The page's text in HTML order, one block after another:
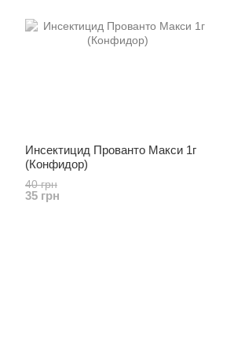
Инсектицид Прованто Макси 1г
(Конфидор)
40 грн
35 грн